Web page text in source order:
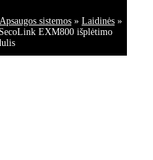
Apsaugos sistemos » Laidinės »
SecoLink EXM800 išplėtimo